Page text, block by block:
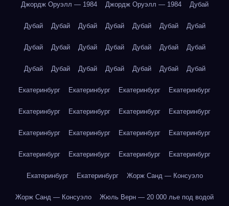
Джордж Оруэлл — 1984 Джордж Оруэлл — 1984 Дубай
Дубай Дубай Дубай Дубай Дубай Дубай Дубай
Дубай Дубай Дубай Дубай Дубай Дубай Дубай
Дубай Дубай Дубай Дубай Дубай Дубай Дубай
Екатеринбург Екатеринбург Екатеринбург Екатеринбург
Екатеринбург Екатеринбург Екатеринбург Екатеринбург
Екатеринбург Екатеринбург Екатеринбург Екатеринбург
Екатеринбург Екатеринбург Екатеринбург Екатеринбург
Екатеринбург Екатеринбург Жорж Санд — Консуэло
Жорж Санд — Консуэло Жюль Верн — 20 000 лье под водой